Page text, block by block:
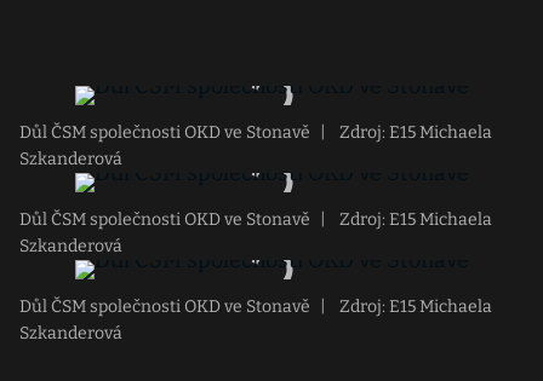
Důl ČSM společnosti OKD ve Stonavě
Zdroj: E15 Michaela
Szkanderová
Důl ČSM společnosti OKD ve Stonavě
Zdroj: E15 Michaela
Szkanderová
Důl ČSM společnosti OKD ve Stonavě
Zdroj: E15 Michaela
Szkanderová